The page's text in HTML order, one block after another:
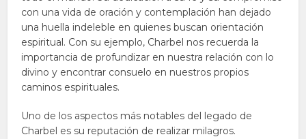
con una vida de oración y contemplación han dejado
una huella indeleble en quienes buscan orientación
espiritual. Con su ejemplo, Charbel nos recuerda la
importancia de profundizar en nuestra relación con lo
divino y encontrar consuelo en nuestros propios
caminos espirituales.
Uno de los aspectos más notables del legado de
Charbel es su reputación de realizar milagros.